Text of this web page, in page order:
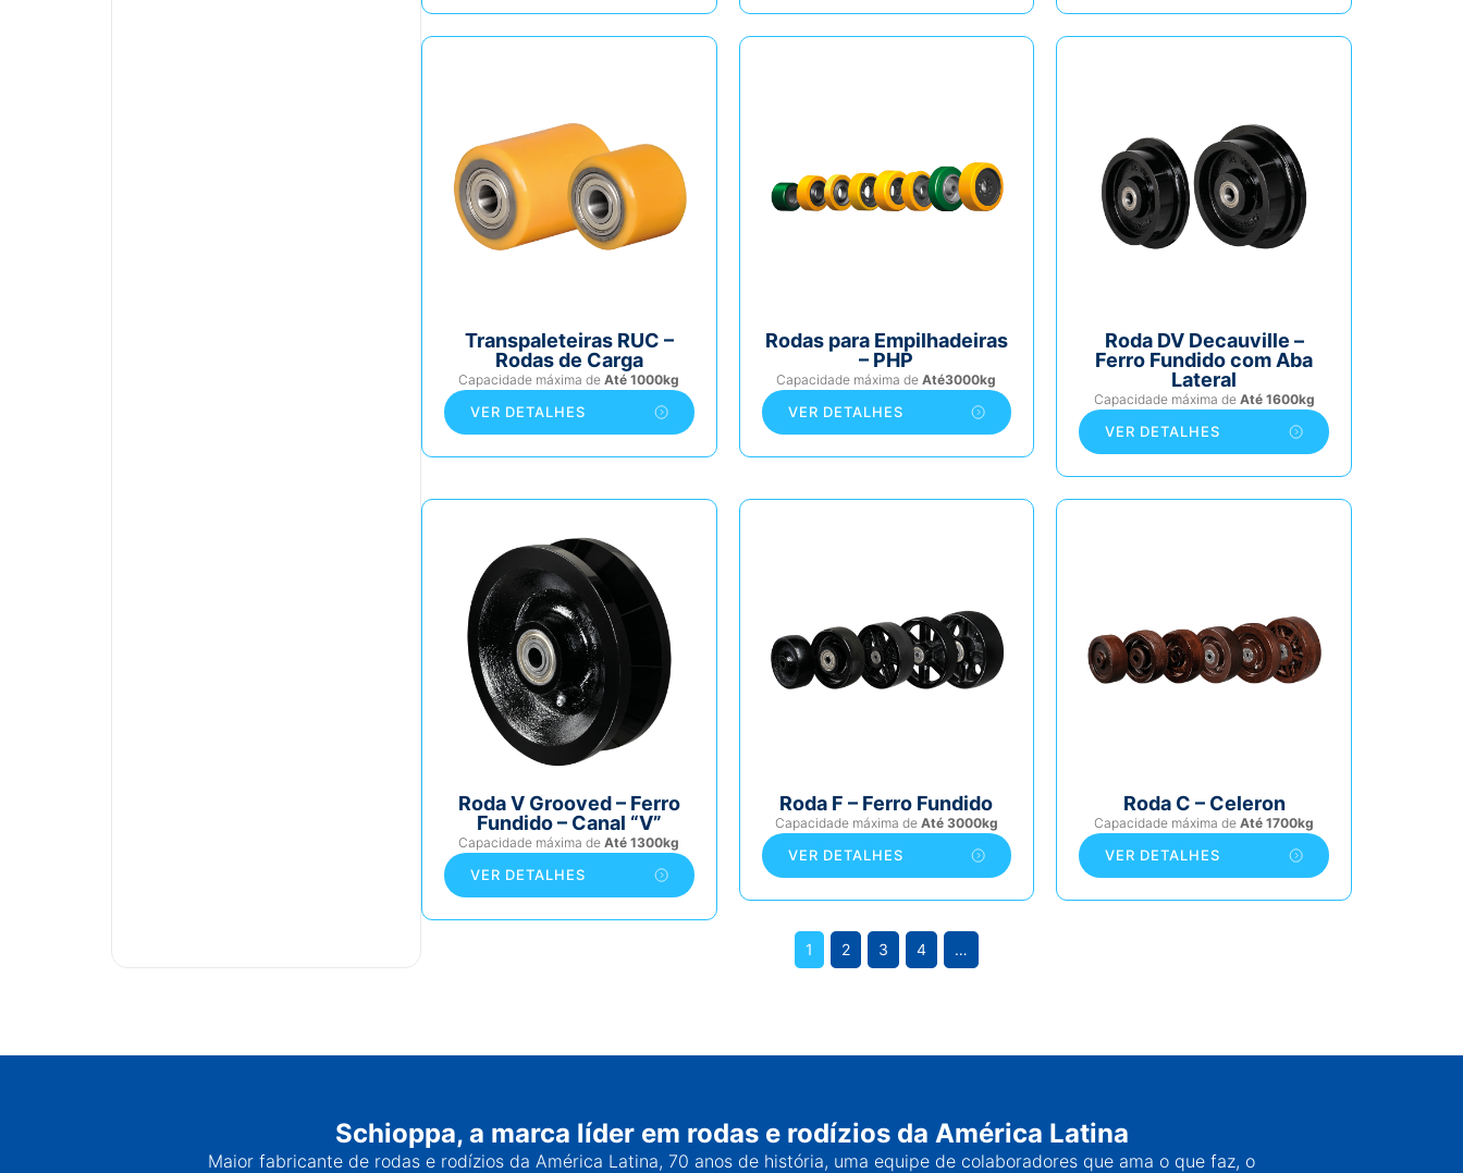
Transpaleteiras RUC –
Rodas de Carga
Capacidade máxima deAté 1000kg
VER DETALHES
Rodas para Empilhadeiras
– PHP
Capacidade máxima deAté3000kg
VER DETALHES
Roda DV Decauville –
Ferro Fundido com Aba
Lateral
Capacidade máxima de Até 1600kg
VER DETALHES
Roda V Grooved – Ferro
Fundido – Canal “V”
Capacidade máxima deAté 1300kg
VER DETALHES
Roda F – Ferro Fundido
Capacidade máxima de Até 3000kg
VER DETALHES
Roda C – Celeron
Capacidade máxima deAté 1700kg
VER DETALHES
1 2 3 4 …
Schioppa, a marca líder em rodas e rodízios da América Latina
Maior fabricante de rodas e rodízios da América Latina, 70 anos de história, uma equipe de colaboradores que ama o que faz, o